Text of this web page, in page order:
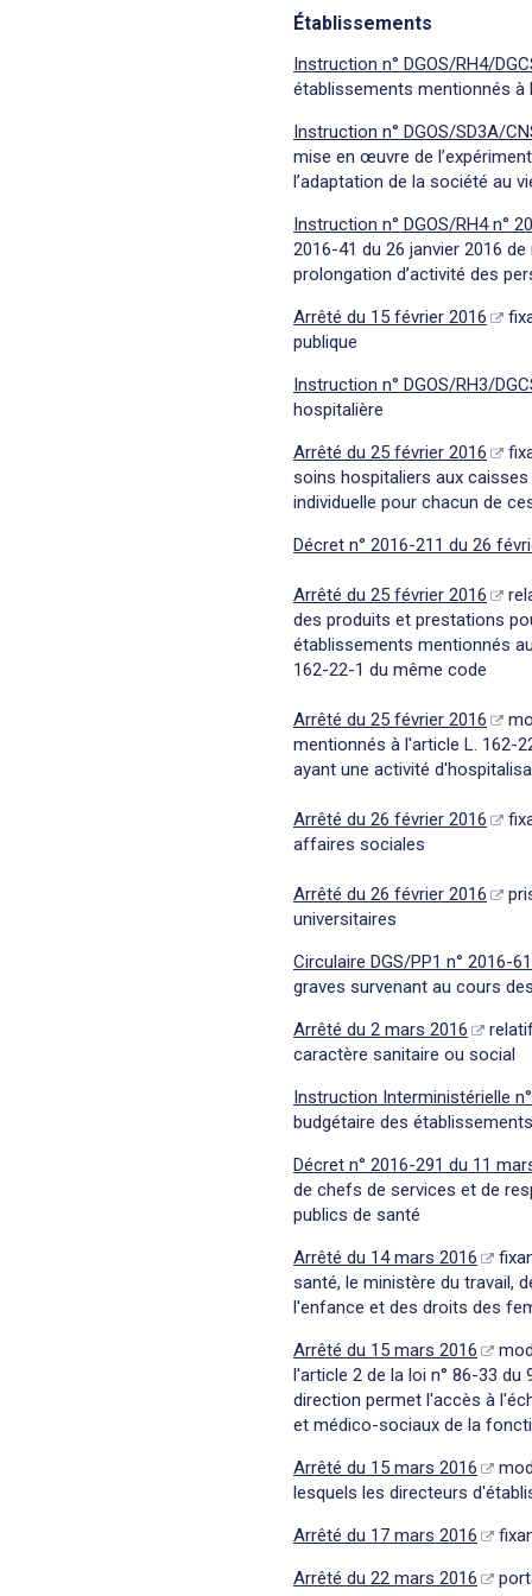
Établissements
Instruction n° DGOS/RH4/
établissements mentionnés à
Instruction n° DGOS/SD3A/
mise en œuvre de
l’adaptation de la société au
Instruction n° DGOS/RH4 n°
2016-41 du 26 janvier 2016
prolongation d’activité des
Arrêté du 15 février 2016
publique
Instruction n° DGOS/RH3/
hospitalière
Arrêté du 25 février 2016
soins hospitaliers aux
individuelle pour chacun de
Décret n° 2016-211 du 26
Arrêté du 25 février 2016
des produits et prestations
établissements mentionnés
162-22-1 du même code
Arrêté du 25 février 2016
mentionnés à l'article L. 162-
ayant une activité
Arrêté du 26 février 2016
affaires sociales
Arrêté du 26 février 2016
universitaires
Circulaire DGS/PP1 n° 2016-
graves survenant au cours
Arrêté du 2 mars 2016
caractère sanitaire ou social
Instruction Interministérielle
budgétaire des
Décret n° 2016-291 du 11
de chefs de services et de
publics de santé
Arrêté du 14 mars 2016
santé, le ministère du travail,
l'enfance et des droits des
Arrêté du 15 mars 2016
l'article 2 de la loi n° 86-33
direction permet l'accès à
et médico-sociaux de la
Arrêté du 15 mars 2016
lesquels les directeurs
Arrêté du 17 mars 2016
Arrêté du 22 mars 2016